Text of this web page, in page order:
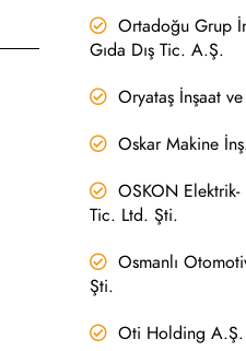
Ortadoğu Grup
Gıda Dış Tic. A.Ş.
Oryataş İnşaat
Oskar Makine
OSKON
Tic. Ltd. Şti.
Osmanlı
Şti.
Oti Holding A.Ş.